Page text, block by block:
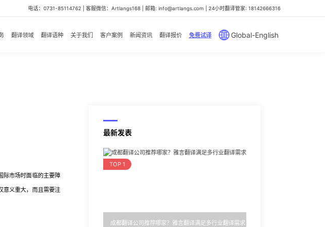
电话：0731-85114762 | 客服微信：Artlangs168 | 邮箱: info@artlangs.com | 24小时翻译管家: 18142666316
翻译领域 翻译语种 关于我们 客户案例 新闻资讯 翻译报价 免费试译 Global-English
市场时面临的主要障
意义重大，而且需要注
最新发表
TOP 1
成都翻译公司推荐哪家？雅言翻译满足多行业翻译需求